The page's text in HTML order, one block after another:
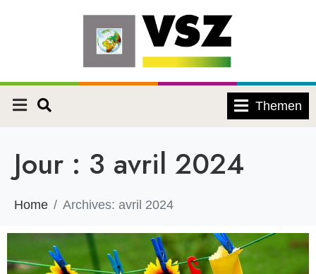
Themen
Jour : 3 avril 2024
Home Archives: avril 2024